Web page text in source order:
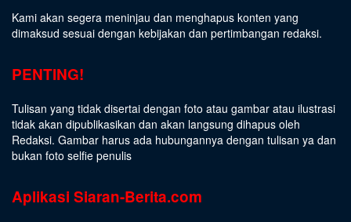
Kami akan segera meninjau dan menghapus konten yang
dimaksud sesuai dengan kebijakan dan pertimbangan redaksi.
PENTING!
Tulisan yang tidak disertai dengan foto atau gambar atau ilustrasi
tidak akan dipublikasikan dan akan langsung dihapus oleh
Redaksi. Gambar harus ada hubungannya dengan tulisan ya dan
bukan foto selfie penulis
Aplikasi Siaran-Berita.com